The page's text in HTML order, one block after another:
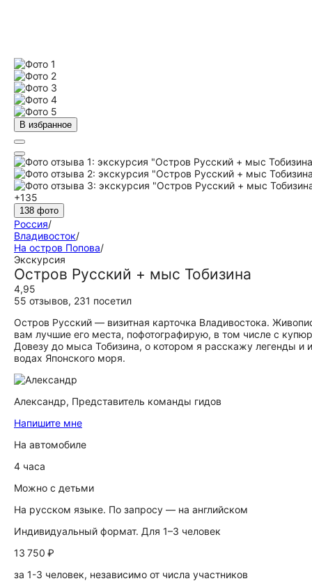
В избранное
+135
138 фото
Россия/
Владивосток/
На остров Попова/
Экскурсия
Остров Русский + мыс Тобизина
4,95
55 отзывов, 231 посетил
Остров Русский — визитная карточка Владивостока.
вам лучшие его места, пофотографирую, в том числе с
Довезу до мыса Тобизина, о котором я расскажу легенды
водах Японского моря.
Александр, Представитель команды гидов
Напишите мне
На автомобиле
4 часа
Можно с детьми
На русском языке. По запросу — на английском
Индивидуальный формат. Для 1–3 человек
13 750 ₽
за 1-3 человек, независимо от числа участников